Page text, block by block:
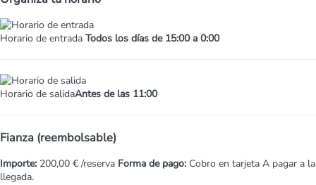
Horario de entrada Todos los días de 15:00 a 0:00
Horario de salidaAntes de las 11:00
Fianza (reembolsable)
Importe: 200,00 € /reserva Forma de pago: Cobro en tarjeta A pagar a la
llegada.